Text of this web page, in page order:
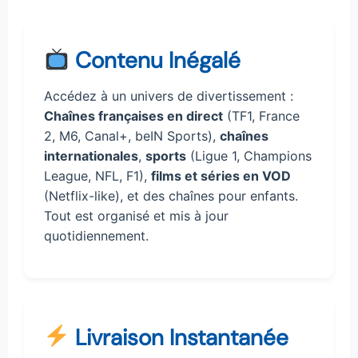
Contenu Inégalé
Accédez à un univers de divertissement :
Chaînes françaises en direct (TF1, France
2, M6, Canal+, beIN Sports), chaînes
internationales, sports (Ligue 1, Champions
League, NFL, F1), films et séries en VOD
(Netflix-like), et des chaînes pour enfants.
Tout est organisé et mis à jour
quotidiennement.
Livraison Instantanée